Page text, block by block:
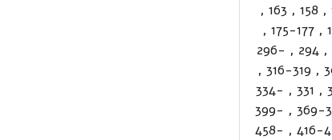
,
158
,
163
,
,
175-177
,
,
294
,
296-
,
316-319
,
,
331
,
334-
369-
,
399-
416-
,
458-